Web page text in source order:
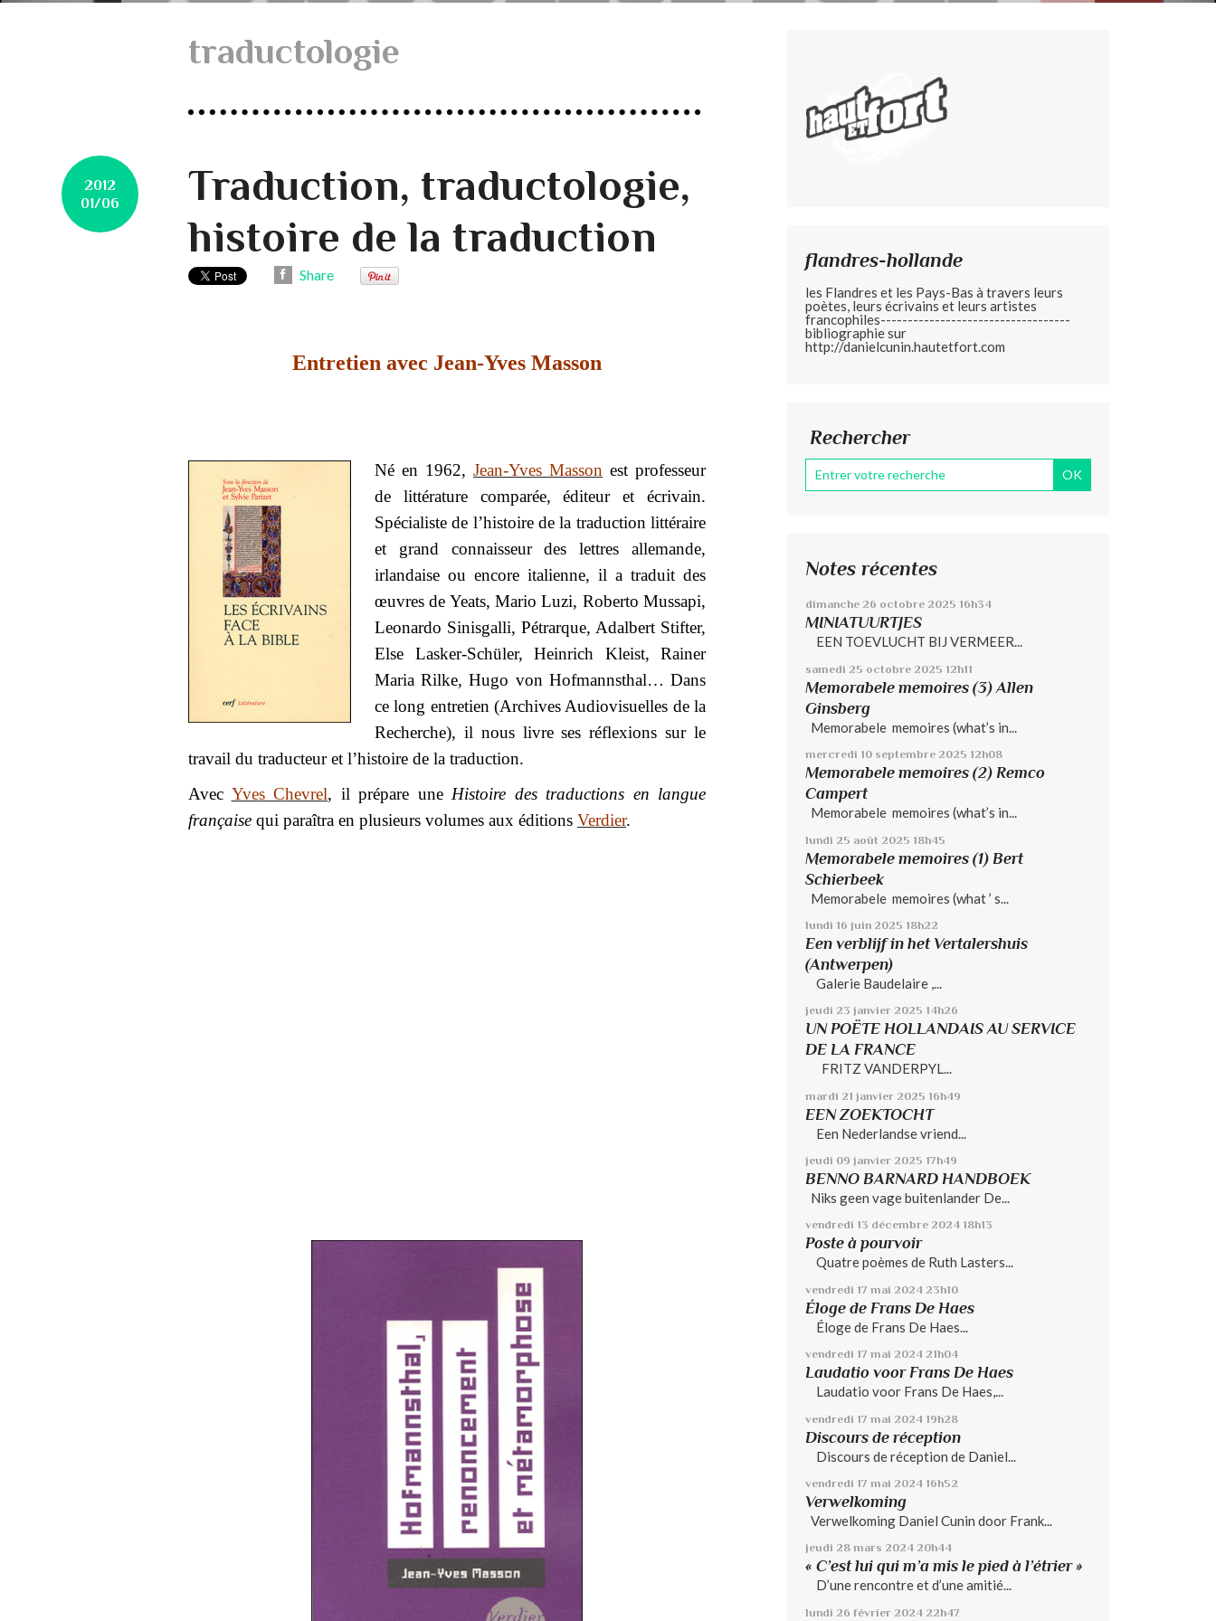
traductologie
2012
01/06
Traduction, traductologie,
histoire de la traduction
Share
Entretien avec Jean-Yves Masson
Né en 1962,Jean-Yves Masson est professeur
de littérature comparée, éditeur et écrivain.
Spécialiste de l’histoire de la traduction littéraire
et grand connaisseur des lettres allemande,
irlandaise ou encore italienne, il a traduit des
œuvres de Yeats, Mario Luzi, Roberto Mussapi,
Leonardo Sinisgalli, Pétrarque, Adalbert Stifter,
Else Lasker-Schüler, Heinrich Kleist, Rainer
Maria Rilke, Hugo von Hofmannsthal… Dans
ce long entretien (Archives Audiovisuelles de la
Recherche), il nous livre ses réflexions sur le
travail du traducteur et l’histoire de la traduction.
Avec Yves Chevrel, il prépare une Histoire des traductions en langue
française qui paraîtra en plusieurs volumes aux éditions Verdier.
flandres-hollande
les Flandres et les Pays-Bas à travers leurs
poètes, leurs écrivains et leurs artistes
francophiles-----------------------------------
bibliographie sur
http://danielcunin.hautetfort.com
Rechercher
Notes récentes
dimanche 26 octobre 2025 16h34
MINIATUURTJES
EEN TOEVLUCHT BIJ VERMEER...
samedi 25 octobre 2025 12h11
Memorabele memoires (3) Allen
Ginsberg
Memorabele memoires (what’s in...
mercredi 10 septembre 2025 12h08
Memorabele memoires (2) Remco
Campert
Memorabele memoires (what’s in...
lundi 25 août 2025 18h45
Memorabele memoires (1) Bert
Schierbeek
Memorabele memoires (what ’ s...
lundi 16 juin 2025 18h22
Een verblijf in het Vertalershuis
(Antwerpen)
Galerie Baudelaire ,...
jeudi 23 janvier 2025 14h26
UN POËTE HOLLANDAIS AU SERVICE
DE LA FRANCE
FRITZ VANDERPYL...
mardi 21 janvier 2025 16h49
EEN ZOEKTOCHT
Een Nederlandse vriend...
jeudi 09 janvier 2025 17h49
BENNO BARNARD HANDBOEK
Niks geen vage buitenlander De...
vendredi 13 décembre 2024 18h13
Poste à pourvoir
Quatre poèmes de Ruth Lasters...
vendredi 17 mai 2024 23h10
Éloge de Frans De Haes
Éloge de Frans De Haes...
vendredi 17 mai 2024 21h04
Laudatio voor Frans De Haes
Laudatio voor Frans De Haes,...
vendredi 17 mai 2024 19h28
Discours de réception
Discours de réception de Daniel...
vendredi 17 mai 2024 16h52
Verwelkoming
Verwelkoming Daniel Cunin door Frank...
jeudi 28 mars 2024 20h44
« C’est lui qui m’a mis le pied à l’étrier »
D’une rencontre et d’une amitié...
lundi 26 février 2024 22h47